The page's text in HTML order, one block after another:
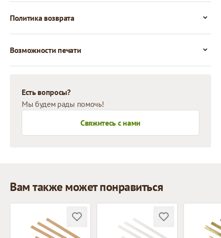
Политика возврата
Возможности печати
Есть вопросы?
Мы будем рады помочь!
Свяжитесь с нами
Вам также может понравиться